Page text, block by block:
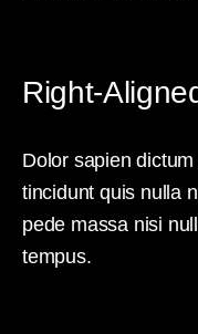
Right-
Dolor sapien
tincidunt quis nulla
pede massa nisi
tempus.